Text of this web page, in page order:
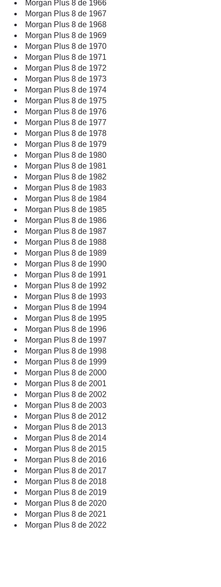
Morgan Plus 8 de 1966
Morgan Plus 8 de 1967
Morgan Plus 8 de 1968
Morgan Plus 8 de 1969
Morgan Plus 8 de 1970
Morgan Plus 8 de 1971
Morgan Plus 8 de 1972
Morgan Plus 8 de 1973
Morgan Plus 8 de 1974
Morgan Plus 8 de 1975
Morgan Plus 8 de 1976
Morgan Plus 8 de 1977
Morgan Plus 8 de 1978
Morgan Plus 8 de 1979
Morgan Plus 8 de 1980
Morgan Plus 8 de 1981
Morgan Plus 8 de 1982
Morgan Plus 8 de 1983
Morgan Plus 8 de 1984
Morgan Plus 8 de 1985
Morgan Plus 8 de 1986
Morgan Plus 8 de 1987
Morgan Plus 8 de 1988
Morgan Plus 8 de 1989
Morgan Plus 8 de 1990
Morgan Plus 8 de 1991
Morgan Plus 8 de 1992
Morgan Plus 8 de 1993
Morgan Plus 8 de 1994
Morgan Plus 8 de 1995
Morgan Plus 8 de 1996
Morgan Plus 8 de 1997
Morgan Plus 8 de 1998
Morgan Plus 8 de 1999
Morgan Plus 8 de 2000
Morgan Plus 8 de 2001
Morgan Plus 8 de 2002
Morgan Plus 8 de 2003
Morgan Plus 8 de 2012
Morgan Plus 8 de 2013
Morgan Plus 8 de 2014
Morgan Plus 8 de 2015
Morgan Plus 8 de 2016
Morgan Plus 8 de 2017
Morgan Plus 8 de 2018
Morgan Plus 8 de 2019
Morgan Plus 8 de 2020
Morgan Plus 8 de 2021
Morgan Plus 8 de 2022